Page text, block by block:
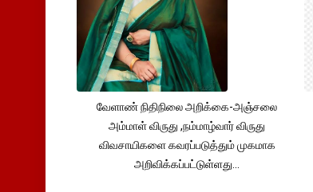
வேளாண் நிதிநிலை அறிக்கை-அஞ்சலை
அம்மாள் விருது ,நம்மாழ்வார் விருது
விவசாயிகளை கவரப்படுத்தும் முகமாக
அறிவிக்கப்பட்டுள்ளது...